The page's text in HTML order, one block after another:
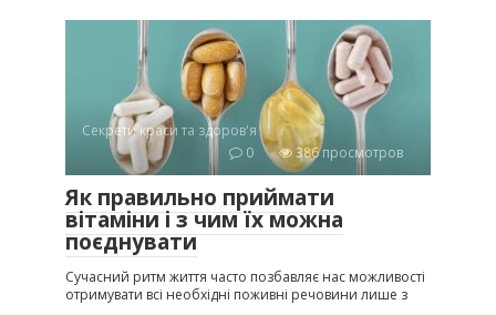
Секрети краси та здоров'я
0
386 просмотров
Як правильно приймати
вітаміни і з чим їх можна
поєднувати
Сучасний ритм життя часто позбавляє нас можливості
отримувати всі необхідні поживні речовини лише з